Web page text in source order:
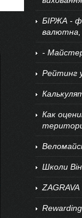
БІРЖА -
валютна,
-
Рейтинг у
Как
Школи
ZAGRAVA